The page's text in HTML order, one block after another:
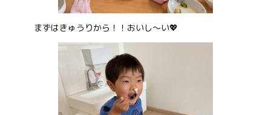
まずはきゅうりから！！おいし～い💖